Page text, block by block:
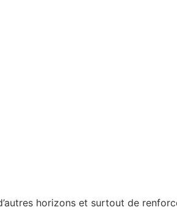
horizons et surtout de